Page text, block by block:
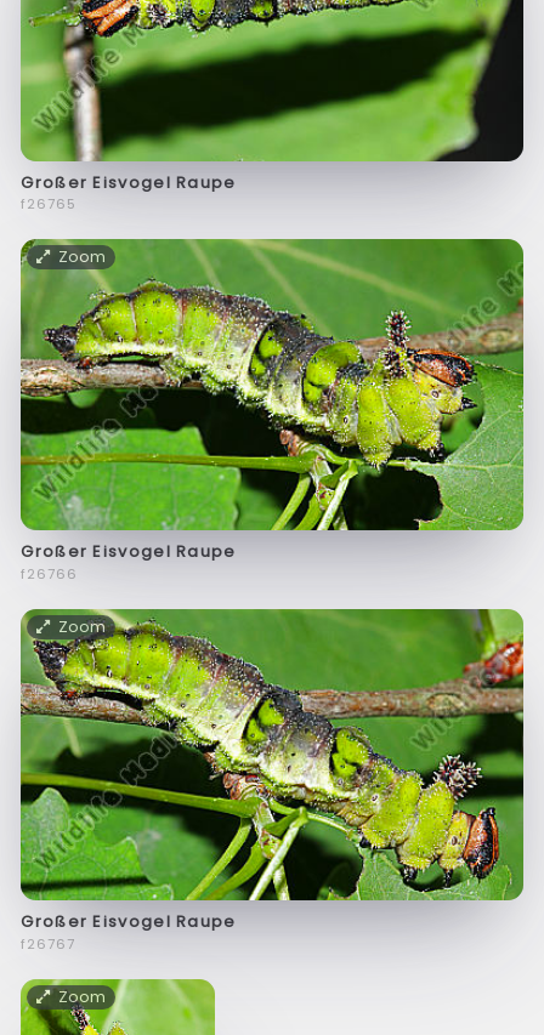
Großer Eisvogel Raupe
f26765
Zoom
Großer Eisvogel Raupe
f26766
Zoom
Großer Eisvogel Raupe
f26767
Zoom